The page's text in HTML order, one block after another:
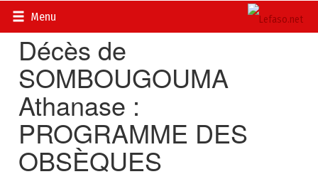
Menu
Accueil>
Décès de
SOMBOUGOUMA
Athanase :
PROGRAMME DES
OBSÈQUES